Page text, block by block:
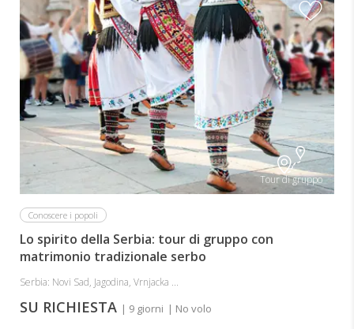
Tour di gruppo
Conoscere i popoli
Lo spirito della Serbia: tour di gruppo con
matrimonio tradizionale serbo
Serbia: Novi Sad, Jagodina, Vrnjacka ...
SU RICHIESTA | 9 giorni | No volo